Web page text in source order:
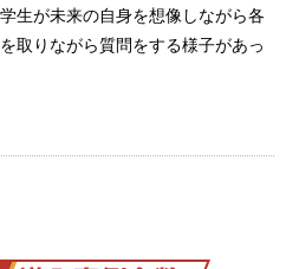
生が未来の自身を想像しながら各
取りながら質問をする様子があっ